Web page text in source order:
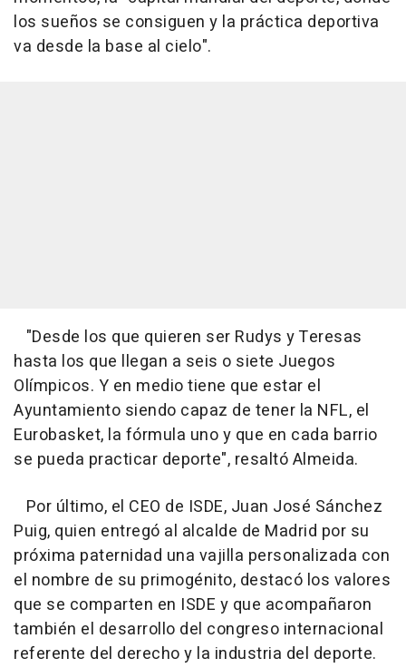
los sueños se consiguen y la práctica deportiva
va desde la base al cielo".
"Desde los que quieren ser Rudys y Teresas
hasta los que llegan a seis o siete Juegos
Olímpicos. Y en medio tiene que estar el
Ayuntamiento siendo capaz de tener la NFL, el
Eurobasket, la fórmula uno y que en cada barrio
se pueda practicar deporte", resaltó Almeida.
Por último, el CEO de ISDE, Juan José Sánchez
Puig, quien entregó al alcalde de Madrid por su
próxima paternidad una vajilla personalizada con
el nombre de su primogénito, destacó los valores
que se comparten en ISDE y que acompañaron
también el desarrollo del congreso internacional
referente del derecho y la industria del deporte.